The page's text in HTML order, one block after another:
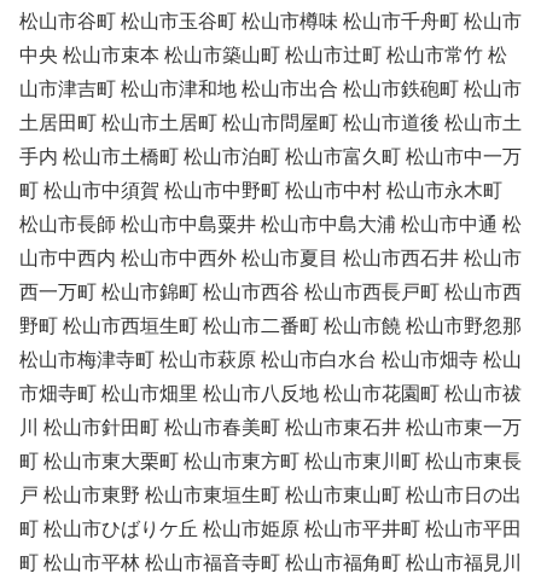
松山市谷町 松山市玉谷町 松山市樽味 松山市千舟町 松山市
中央 松山市束本 松山市築山町 松山市辻町 松山市常竹 松
山市津吉町 松山市津和地 松山市出合 松山市鉄砲町 松山市
土居田町 松山市土居町 松山市問屋町 松山市道後 松山市土
手内 松山市土橋町 松山市泊町 松山市富久町 松山市中一万
町 松山市中須賀 松山市中野町 松山市中村 松山市永木町
松山市長師 松山市中島粟井 松山市中島大浦 松山市中通 松
山市中西内 松山市中西外 松山市夏目 松山市西石井 松山市
西一万町 松山市錦町 松山市西谷 松山市西長戸町 松山市西
野町 松山市西垣生町 松山市二番町 松山市饒 松山市野忽那
松山市梅津寺町 松山市萩原 松山市白水台 松山市畑寺 松山
市畑寺町 松山市畑里 松山市八反地 松山市花園町 松山市祓
川 松山市針田町 松山市春美町 松山市東石井 松山市東一万
町 松山市東大栗町 松山市東方町 松山市東川町 松山市東長
戸 松山市東野 松山市東垣生町 松山市東山町 松山市日の出
町 松山市ひばりケ丘 松山市姫原 松山市平井町 松山市平田
町 松山市平林 松山市福音寺町 松山市福角町 松山市福見川